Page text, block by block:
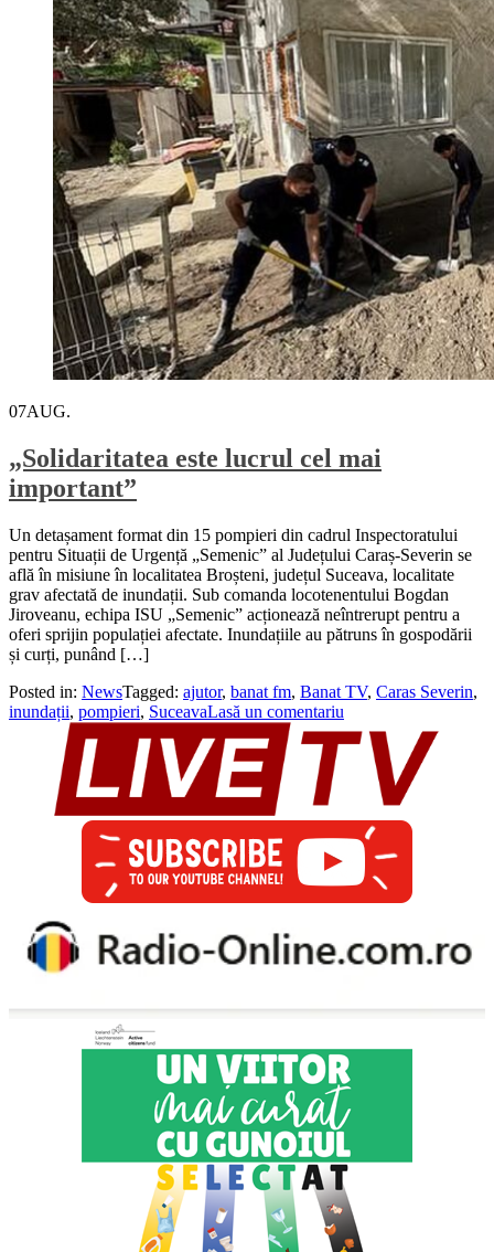
07AUG.
„Solidaritatea este lucrul cel mai
important”
Un detașament format din 15 pompieri din cadrul Inspectoratului
pentru Situații de Urgență „Semenic” al Județului Caraș-Severin se
află în misiune în localitatea Broșteni, județul Suceava, localitate
grav afectată de inundații. Sub comanda locotenentului Bogdan
Jiroveanu, echipa ISU „Semenic” acționează neîntrerupt pentru a
oferi sprijin populației afectate. Inundațiile au pătruns în gospodării
și curți, punând […]
Posted in: NewsTagged: ajutor, banat fm, Banat TV, Caras Severin,
inundații, pompieri, SuceavaLasă un comentariu